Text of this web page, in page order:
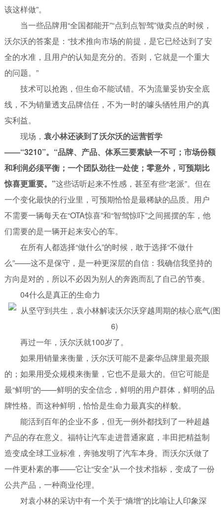
该这样做”。
当一些品牌用“全国都能开”“点到点智驾”做卖点的时候，
沃尔沃的答案是：“技术推向市场的前提，是它已经达到了安
全的水准，且用户的认知是充分的。否则，它就是一个重大
的问题。”
技术可以抢跑，但生命不能试错。不为流量妥协安全底
线，不为销量透支品牌信任，不为一时的噱头牺牲用户的真
实利益。
现场， 袁小林还谈到了沃尔沃的运营哲学
——“3210”。“品牌、产品、体系三要素缺一不可；市场份额
和利润必须平衡；一个团队劲往一处使；零意外，可预期比
惊喜更重要。”这些话听起来不性感，甚至有些“老派”。但在
一个变化最快的行业里，可预期恰恰是最稀缺的品质。用户
不需要一辆每天在“OTA惊喜”和“智驾惊吓”之间摇摆的车，他
们需要的是一辆开起来安心的车。
在所有人都选择“做什么”的时候，敢于选择“不做什
么”——这不是保守，是一种更深层的自信：我确信我坚持的
方向是对的，所以不必因为别人的奔跑而乱了自己的节奏。
04什么是真正的生命力
再过一年，沃尔沃就100岁了。
如果用销量来衡量，沃尔沃可能不是豪华品牌里最亮眼
的；如果用受众规模来衡量，它也不是最大的。但它可能是
最“鲜明”的——鲜明的安全信念，鲜明的用户群体，鲜明的品
牌性格。而这种鲜明，恰恰是生命力最真实的样貌。
能活到百年的企业不多，但无一例外都找到了一种超越
产品的存在意义。福特让汽车走进普通家庭，丰田把精益制
造变成全球工业标准，奔驰发明了汽车本身。而沃尔沃做了
一件更朴素的事——它让“安全”从一个技术指标，变成了一份
公共产品，一种商业伦理。
对袁小林的采访中有一个关于“熵增”的比喻让人印象深